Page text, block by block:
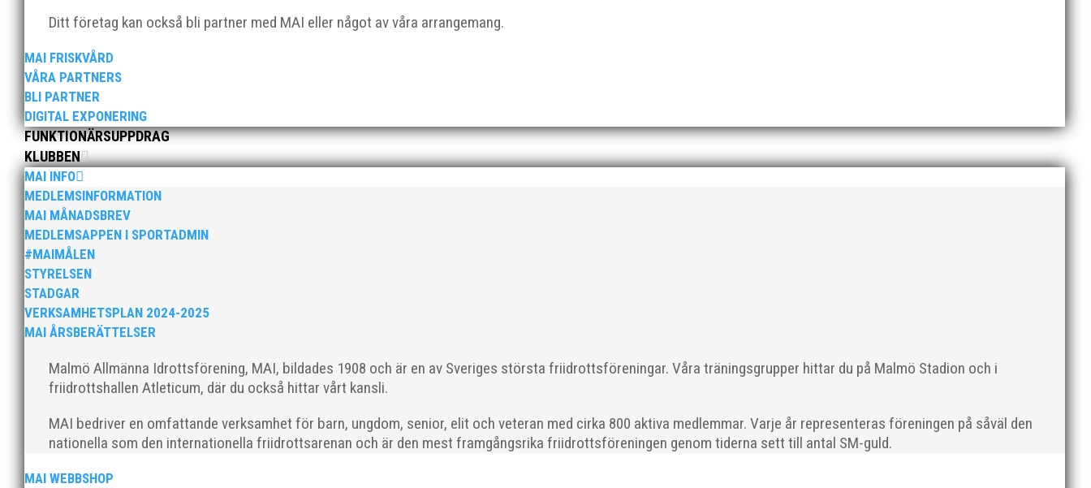
Ditt företag kan också bli partner med MAI eller något av våra arrangemang.
MAI FRISKVÅRD
VÅRA PARTNERS
BLI PARTNER
DIGITAL EXPONERING
FUNKTIONÄRSUPPDRAG
KLUBBEN
MAI INFO
MEDLEMSINFORMATION
MAI MÅNADSBREV
MEDLEMSAPPEN I SPORTADMIN
#MAIMÅLEN
STYRELSEN
STADGAR
VERKSAMHETSPLAN 2024-2025
MAI ÅRSBERÄTTELSER
Malmö Allmänna Idrottsförening, MAI, bildades 1908 och är en av Sveriges största friidrottsföreningar. Våra träningsgrupper hittar du på Malmö Stadion och i
friidrottshallen Atleticum, där du också hittar vårt kansli.
MAI bedriver en omfattande verksamhet för barn, ungdom, senior, elit och veteran med cirka 800 aktiva medlemmar. Varje år representeras föreningen på såväl den
nationella som den internationella friidrottsarenan och är den mest framgångsrika friidrottsföreningen genom tiderna sett till antal SM-guld.
MAI WEBBSHOP
För mig har Lasse betytt oerhört mycket på flera plan. På 80- och 90-talet, då jag själv var aktiv, var han för mig en handlingskraftig ledare som alltid var på plats och igång
med en mängd olika projekt. Med sin parhäst och nära vän, Bengt Bendéus,...
Nu är hösten här och för oss MAI:re betyder det olika saker beroende på var man befinner sig i organisationen. Här kommer en liten sammanfattning från mig som
ordförande i vår anrika förening om hur jag uppfattar läget i våra olika verksamhetsben. BroloppetAtt...